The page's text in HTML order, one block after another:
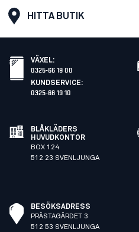
HITTA BUTIK
VÄXEL:
0325-66 19 00
KUNDSERVICE:
0325-66 19 10
BLÅKLÄDERS
HUVUDKONTOR
BOX 124
512 23 SVENLJUNGA
BESÖKSADRESS
PRÄSTAGÄRDET 3
512 53 SVENLJUNGA